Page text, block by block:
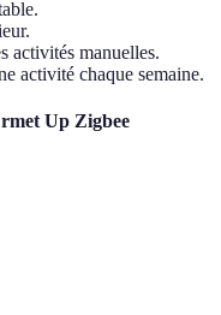
activités manuelles.
activité chaque semaine.
Up Zigbee